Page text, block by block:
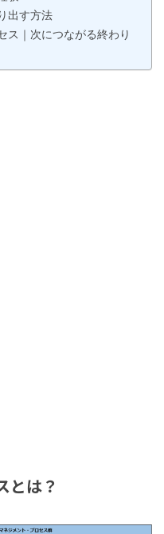
出す方法
｜次につながる終わり
とは？